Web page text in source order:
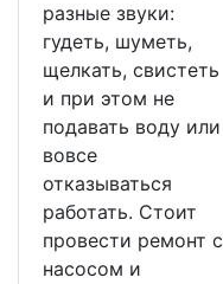
разные звуки:
гудеть, шуметь,
щелкать, свистеть
и при этом не
подавать воду или
вовсе
отказываться
работать. Стоит
провести ремонт с
насосом и